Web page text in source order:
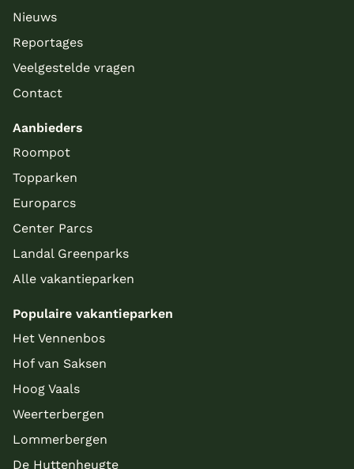
Meer inladen
Nieuws
Reportages
Veelgestelde vragen
Contact
Aanbieders
Roompot
Topparken
Europarcs
Center Parcs
Landal Greenparks
Alle vakantieparken
Populaire vakantieparken
Het Vennenbos
Hof van Saksen
Hoog Vaals
Weerterbergen
Lommerbergen
De Huttenheugte